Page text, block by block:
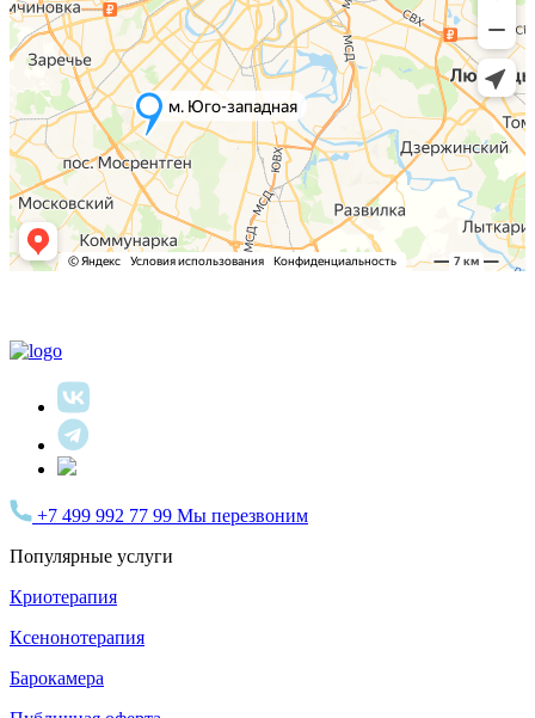
+7 499 992 77 99 Мы перезвоним
Популярные услуги
Криотерапия
Ксенонотерапия
Барокамера